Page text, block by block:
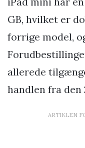
GB, hvilket er
forrige model,
allerede
handlen fra den
ARTIKLEN